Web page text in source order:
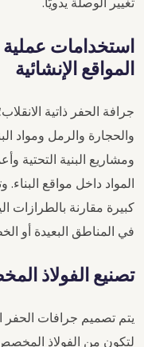
استخدامات عملية
المواقع الإنشائية
جرافة الحفر ذاتية
والحجارة والرمل ومواد
ومشاريع البنية التحتية
المواد داخل مواقع البناء.
كبيرة مقارنة بالطرازات
في المناطق البعيدة أو
تصنيع الفولاذ
يتم تصميم جرافات الحفر
لتكون من الفولاذ